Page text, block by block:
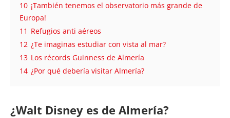
10 ¡También tenemos el observatorio más grande de
Europa!
11 Refugios anti aéreos
12 ¿Te imaginas estudiar con vista al mar?
13 Los récords Guinness de Almería
14 ¿Por qué debería visitar Almería?
¿Walt Disney es de Almería?